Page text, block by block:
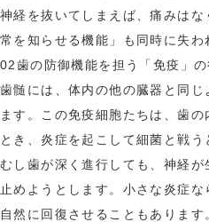
神経を抜いてしまえば、痛みは
常を知らせる機能」も同時に失わ
02歯の防御機能を担う「免疫」の
歯髄には、体内の他の臓器と同
ます。この免疫細胞たちは、歯
とき、炎症を起こして細菌と戦う
むし歯が深く進行しても、神経
止めようとします。小さな炎症
自然に回復させることもありま